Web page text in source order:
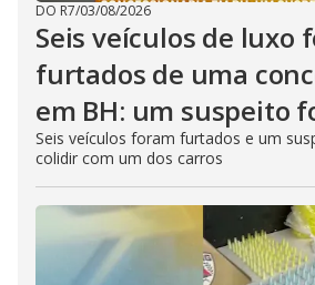
DO R7/03/08/2026
Seis veículos de luxo
furtados de uma
em BH: um suspeito
Seis veículos foram furtados e um
colidir com um dos carros